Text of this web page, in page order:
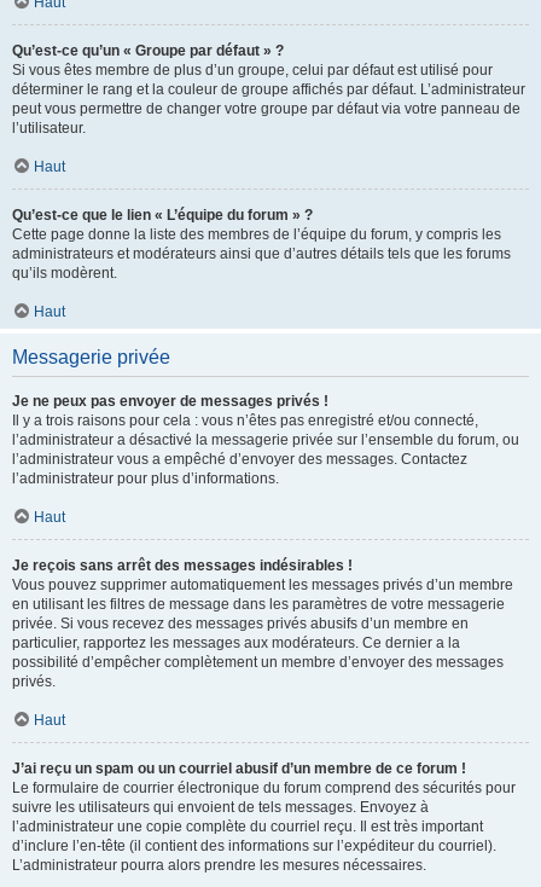
Qu’est-ce qu’un « Groupe par défaut » ?
Si vous êtes membre de plus d’un groupe, celui par défaut est utilisé pour
déterminer le rang et la couleur de groupe affichés par défaut. L’administrateur
peut vous permettre de changer votre groupe par défaut via votre panneau de
l’utilisateur.
Haut
Qu’est-ce que le lien « L’équipe du forum » ?
Cette page donne la liste des membres de l’équipe du forum, y compris les
administrateurs et modérateurs ainsi que d’autres détails tels que les forums
qu’ils modèrent.
Haut
Messagerie privée
Je ne peux pas envoyer de messages privés !
Il y a trois raisons pour cela : vous n’êtes pas enregistré et/ou connecté,
l’administrateur a désactivé la messagerie privée sur l’ensemble du forum, ou
l’administrateur vous a empêché d’envoyer des messages. Contactez
l’administrateur pour plus d’informations.
Haut
Je reçois sans arrêt des messages indésirables !
Vous pouvez supprimer automatiquement les messages privés d’un membre
en utilisant les filtres de message dans les paramètres de votre messagerie
privée. Si vous recevez des messages privés abusifs d’un membre en
particulier, rapportez les messages aux modérateurs. Ce dernier a la
possibilité d’empêcher complètement un membre d’envoyer des messages
privés.
Haut
J’ai reçu un spam ou un courriel abusif d’un membre de ce forum !
Le formulaire de courrier électronique du forum comprend des sécurités pour
suivre les utilisateurs qui envoient de tels messages. Envoyez à
l’administrateur une copie complète du courriel reçu. Il est très important
d’inclure l’en-tête (il contient des informations sur l’expéditeur du courriel).
L’administrateur pourra alors prendre les mesures nécessaires.